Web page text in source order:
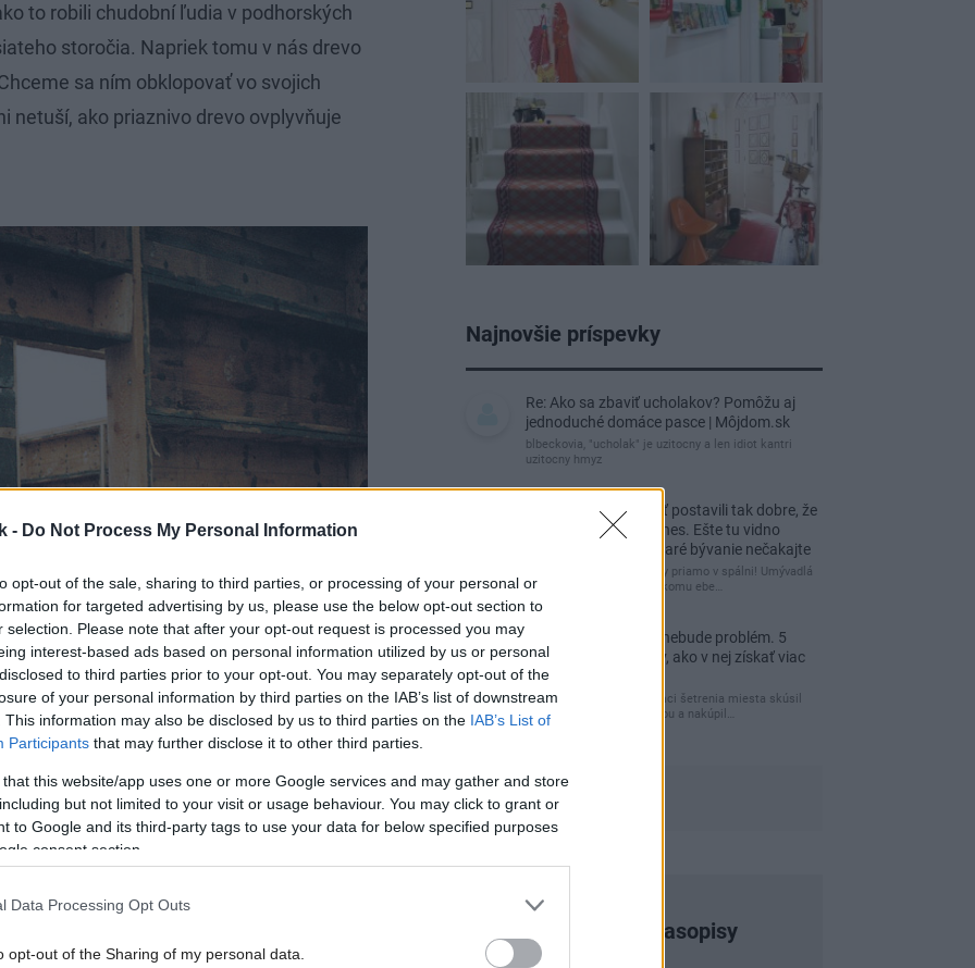
- Do Not Process My Personal Information
opt-out of the sale, sharing to third parties, or processing of your personal or
for targeted advertising by us, please use the below opt-out section to
selection. Please note that after your opt-out request is processed you may
interest-based ads based on personal information utilized by us or personal
to third parties prior to your opt-out. You may separately opt-out of the
of your personal information by third parties on the IAB’s list of downstream
This information may also be disclosed by us to third parties on the IAB’s List of
Participants that may further disclose it to other third parties.
that this website/app uses one or more Google services and may gather and store
but not limited to your visit or usage behaviour. You may click to grant or
to Google and its third-party tags to use your data for below specified purposes
consent section.
Data Processing Opt Outs
opt-out of the Sharing of my personal data.
to robili chudobní ľudia v podhorských
storočia. Napriek tomu v nás drevo
sa ním obklopovať vo svojich
netuší, ako priaznivo drevo ovplyvňuje
Najnovšie príspevky
Re: Ako sa zbaviť ucholakov? Pomôžu aj
jednoduché domáce pasce | Môjdom.sk
blbeckovia, "ucholak" je uzitocny a len idiot kantri
uzitocny hmyz
Re: Vidiecku usadlosť postavili tak dobre, že
domáceho chráni i dnes. Ešte tu vidno
kamenné múry, no staré bývanie nečakajte
čakám kedy budú wc misy priamo v spálni! Umývadlá
už sú štandardom! Tu niekomu ebe…
Re: Tesná spálňa už nebude problém. 5
praktických nápadov, ako v nej získať viac
úložného miesta
Ja som pred časom v rámci šetrenia miesta skúsil
využiť priestor pod posteľou a nakúpil…
Najnovšie časopisy